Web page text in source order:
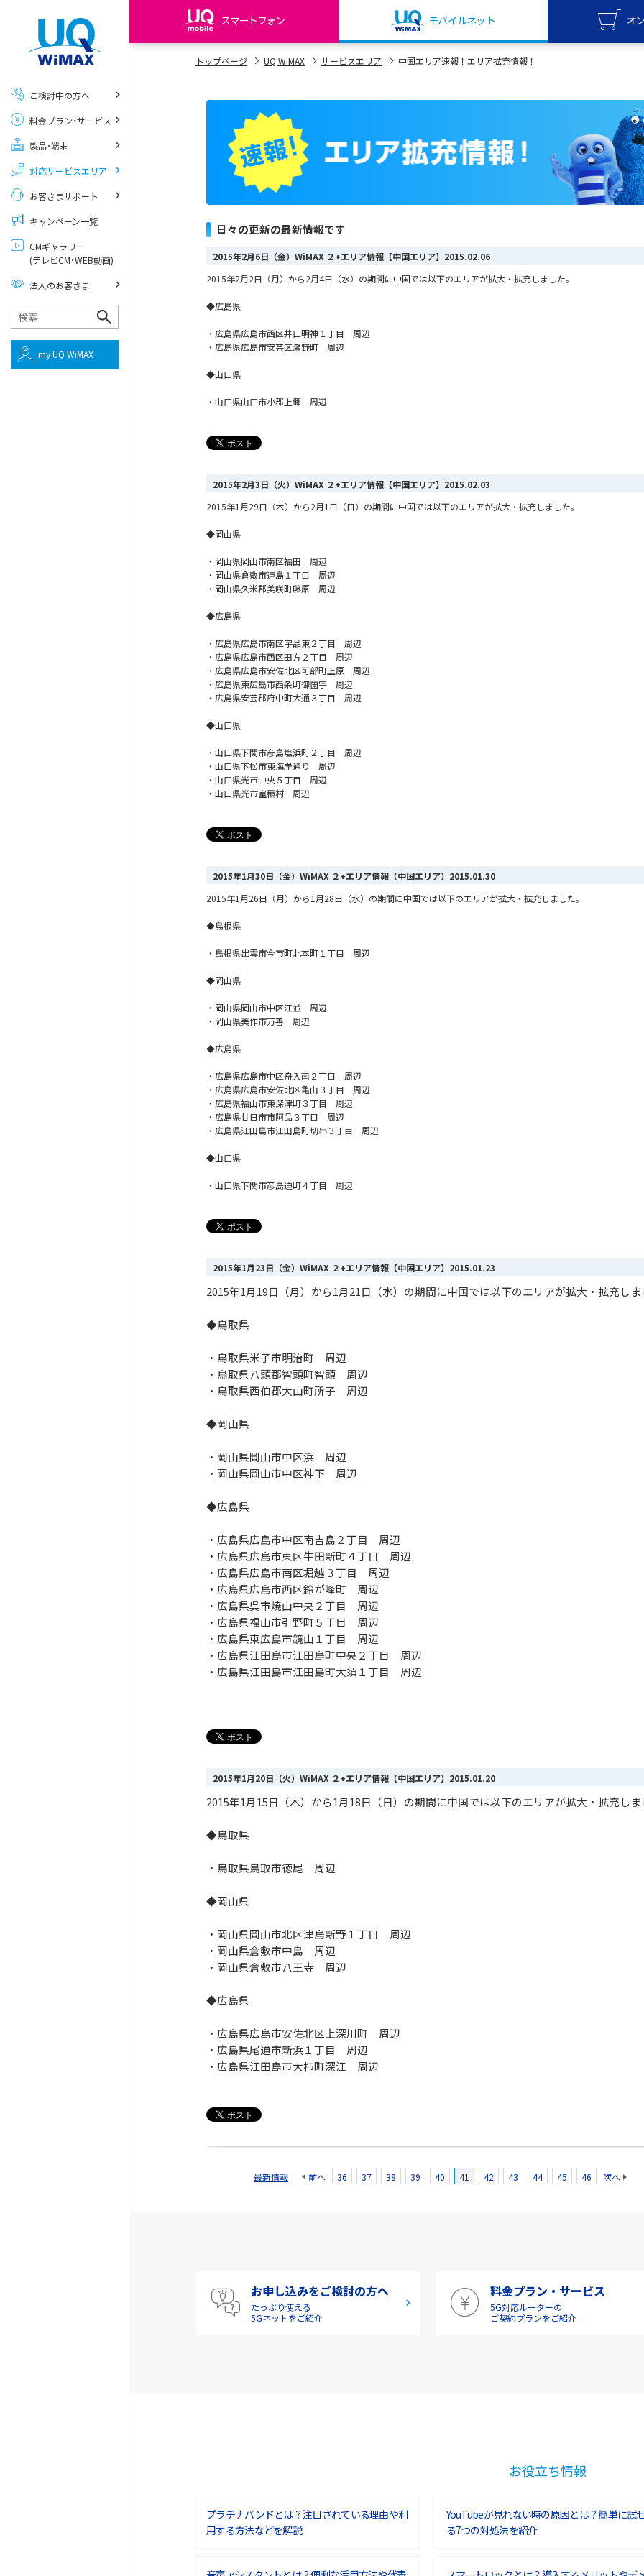
スマートフォン モバイルネット オ
my UQ WiMAX
My UQ mobile
UQ mobile ご契約の方
UQ mobile
データチャージサイト
UQ
オンラ
トップページ UQ WiMAX サービスエリア 中国エリア速報！エリア拡充情報！
日々の更新の最新情報です
2015年2月6日（金）WiMAX ２+エリア情報【中国エリア】 2015.02.06
2015年2月2日（月）から2月4日（水）の期間に中国では以下のエリアが拡大・拡充しました。
◆広島県
・広島県広島市西区井口明神１丁目 周辺
・広島県広島市安芸区瀬野町 周辺
◆山口県
・山口県山口市小郡上郷 周辺
2015年2月3日（火）WiMAX ２+エリア情報【中国エリア】 2015.02.03
2015年1月29日（木）から2月1日（日）の期間に中国では以下のエリアが拡大・拡充しました。
◆岡山県
・岡山県岡山市南区福田 周辺
・岡山県倉敷市連島１丁目 周辺
・岡山県久米郡美咲町藤原 周辺
◆広島県
・広島県広島市南区宇品東２丁目 周辺
・広島県広島市西区田方２丁目 周辺
・広島県広島市安佐北区可部町上原 周辺
・広島県東広島市西条町御薗宇 周辺
・広島県安芸郡府中町大通３丁目 周辺
◆山口県
・山口県下関市彦島塩浜町２丁目 周辺
・山口県下松市東海岸通り 周辺
・山口県光市中央５丁目 周辺
・山口県光市室積村 周辺
2015年1月30日（金）WiMAX ２+エリア情報【中国エリア】 2015.01.30
2015年1月26日（月）から1月28日（水）の期間に中国では以下のエリアが拡大・拡充しました。
◆島根県
・島根県出雲市今市町北本町１丁目 周辺
◆岡山県
・岡山県岡山市中区江並 周辺
・岡山県美作市万善 周辺
◆広島県
・広島県広島市中区舟入南２丁目 周辺
・広島県広島市安佐北区亀山３丁目 周辺
・広島県福山市東深津町３丁目 周辺
・広島県廿日市市阿品３丁目 周辺
・広島県江田島市江田島町切串３丁目 周辺
◆山口県
・山口県下関市彦島迫町４丁目 周辺
2015年1月23日（金）WiMAX ２+エリア情報【中国エリア】 2015.01.23
2015年1月19日（月）から1月21日（水）の期間に中国では以下のエリアが拡大・拡充し
◆鳥取県
・鳥取県米子市明治町 周辺
・鳥取県八頭郡智頭町智頭 周辺
・鳥取県西伯郡大山町所子 周辺
◆岡山県
・岡山県岡山市中区浜 周辺
・岡山県岡山市中区神下 周辺
◆広島県
・広島県広島市中区南吉島２丁目 周辺
・広島県広島市東区牛田新町４丁目 周辺
・広島県広島市南区堀越３丁目 周辺
・広島県広島市西区鈴が峰町 周辺
・広島県呉市焼山中央２丁目 周辺
・広島県福山市引野町５丁目 周辺
・広島県東広島市鏡山１丁目 周辺
・広島県江田島市江田島町中央２丁目 周辺
・広島県江田島市江田島町大須１丁目 周辺
2015年1月20日（火）WiMAX ２+エリア情報【中国エリア】 2015.01.20
2015年1月15日（木）から1月18日（日）の期間に中国では以下のエリアが拡大・拡充し
◆鳥取県
・鳥取県鳥取市徳尾 周辺
◆岡山県
・岡山県岡山市北区津島新野１丁目 周辺
・岡山県倉敷市中島 周辺
・岡山県倉敷市八王寺 周辺
◆広島県
・広島県広島市安佐北区上深川町 周辺
・広島県尾道市新浜１丁目 周辺
・広島県江田島市大柿町深江 周辺
最新情報 前へ 36 37 38 39 40 41 42 43 44 45 46 次へ
お申し込みをご検討の方へ
たっぷり使える
5Gネットをご紹介
料金プラン・サービス
5G対応ルーターの
ご契約プランをご紹介
お役立ち情報
プラチナバンドとは？注目されている理由や利
用する方法などを解説
YouTubeが見れない時の原因とは？簡単に試
る7つの対処法を紹介
ご検討中の方へ
料金プラン･サービス
製品･端末
対応サービスエリア
お客さまサポート
キャンペーン一覧
CMギャラリー
(テレビCM･WEB動画)
法人のお客さま
my UQ WiMAX